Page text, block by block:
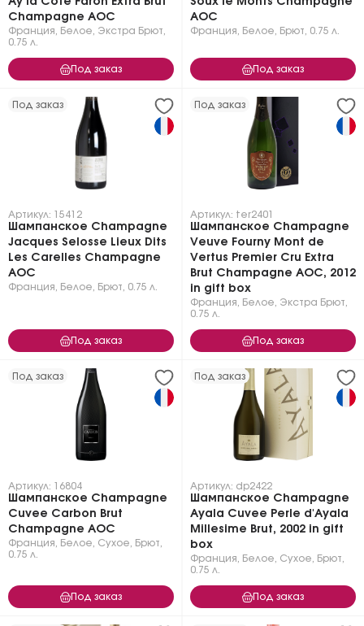
Champagne AOC
Франция Белое Экстра Брют
0.75 л.
Под заказ
AOC
Франция Белое Брют 0.75 л.
Под заказ
Под заказ
Артикул: 15412
Шампанское Champagne
Jacques Selosse Lieux Dits
Les Carelles Champagne
AOC
Франция Белое Брют 0.75 л.
Под заказ
Под заказ
Артикул: ter2401
Шампанское Champagne
Veuve Fourny Mont de
Vertus Premier Cru Extra
Brut Champagne AOC, 2012
in gift box
Франция Белое Экстра Брют
0.75 л.
Под заказ
Под заказ
Артикул: 16804
Шампанское Champagne
Cuvee Carbon Brut
Champagne AOC
Франция Белое Сухое, Брют
0.75 л.
Под заказ
Под заказ
Артикул: dp2422
Шампанское Champagne
Ayala Cuvee Perle d'Ayala
Millesime Brut, 2002 in gift
box
Франция Белое Сухое, Брют
0.75 л.
Под заказ